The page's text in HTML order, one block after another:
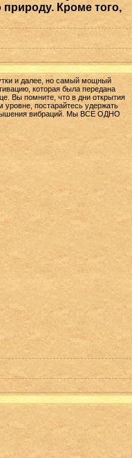
Кроме того,
и далее, но самый мощный
которая была передана
Вы помните, что в дни открытия
постарайтесь удержать
вибраций. Мы ВСЕ ОДНО